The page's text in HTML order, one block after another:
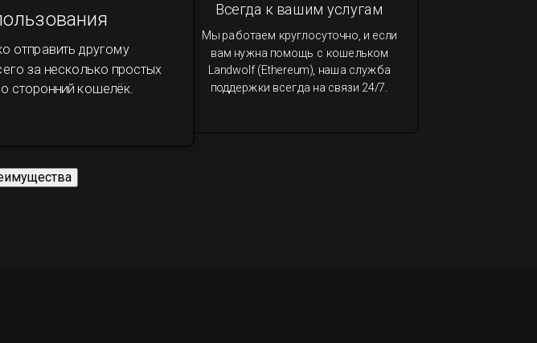
отправить другому
за несколько простых
сторонний кошелёк.
Всегда к вашим услугам
Мы работаем круглосуточно, и если
вам нужна помощь с кошельком
Landwolf (Ethereum), наша служба
поддержки всегда на связи 24/7.